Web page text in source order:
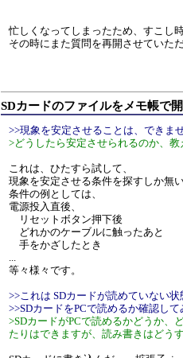
忙しくなってしまったため、すこし
その時にまた質問を再開させていた
SDカードのファイルをメモ帳で
>>現象を安定させることは、できま
>どうしたら安定させられるのか、教
これは、ひたすら試して、
現象を安定させる条件を探すしか無
条件の例としては、
電源投入直後、
リセットボタン押下後
どれかのケーブルに触ったあと
手をかざしたとき
...
等々様々です。
>>これは SDカードが読めていない状
>>SDカードをPCで読めるか確認して
>SDカードがPCで読めるかどうか、
たりはできますが、読み書きはどう